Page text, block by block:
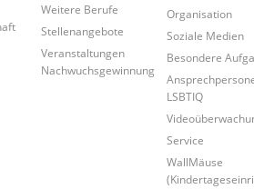
Weitere Berufe
Stellenangebote
Veranstaltungen
Nachwuchsgewinnung
Organisation
Soziale Medien
Besondere
LSBTIQ
Service
WallMäuse